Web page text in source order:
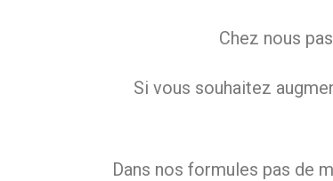
Chez nous
Si vous souhaitez
Dans nos formules pas de